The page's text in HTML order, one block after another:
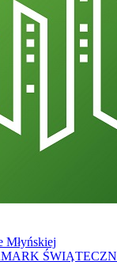
Młyńskiej